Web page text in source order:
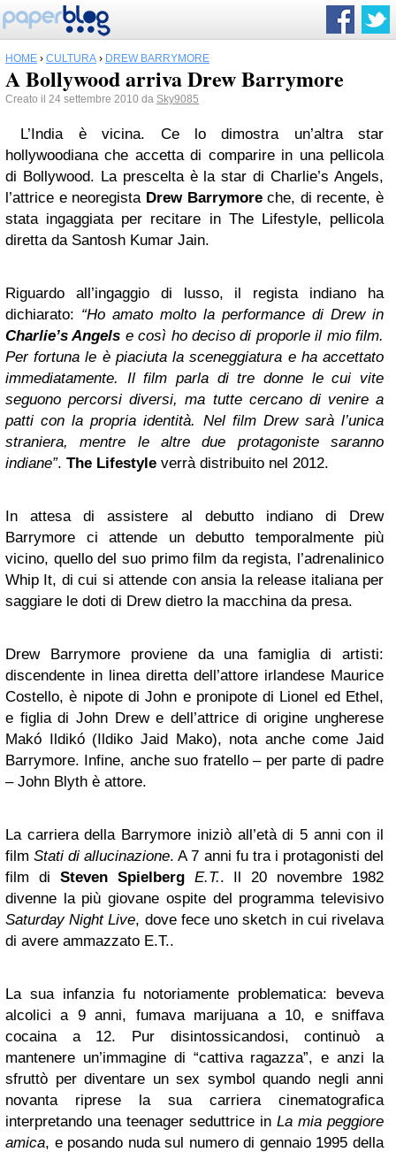
HOME › CULTURA › DREW BARRYMORE
A Bollywood arriva Drew Barrymore
Creato il 24 settembre 2010 da Sky9085
L’India è vicina. Ce lo dimostra un’altra star
hollywoodiana che accetta di comparire in una pellicola
di Bollywood. La prescelta è la star di Charlie’s Angels,
l’attrice e neoregista Drew Barrymoreche, di recente, è
stata ingaggiata per recitare in The Lifestyle, pellicola
diretta da Santosh Kumar Jain.
Riguardo all’ingaggio di lusso, il regista indiano ha
dichiarato: “Ho amato molto la performance di Drew in
Charlie’s Angels e così ho deciso di proporle il mio film.
Per fortuna le è piaciuta la sceneggiatura e ha accettato
immediatamente. Il film parla di tre donne le cui vite
seguono percorsi diversi, ma tutte cercano di venire a
patti con la propria identità. Nel film Drew sarà l’unica
straniera, mentre le altre due protagoniste saranno
indiane”. The Lifestyle verrà distribuito nel 2012.
In attesa di assistere al debutto indiano di Drew
Barrymore ci attende un debutto temporalmente più
vicino, quello del suo primo film da regista, l’adrenalinico
Whip It, di cui si attende con ansia la release italiana per
saggiare le doti di Drew dietro la macchina da presa.
Drew Barrymore proviene da una famiglia di artisti:
discendente in linea diretta dell’attore irlandese Maurice
Costello, è nipote di John e pronipote di Lionel ed Ethel,
e figlia di John Drew e dell’attrice di origine ungherese
Makó Ildikó (Ildiko Jaid Mako), nota anche come Jaid
Barrymore. Infine, anche suo fratello – per parte di padre
– John Blyth è attore.
La carriera della Barrymore iniziò all’età di 5 anni con il
filmStati di allucinazione. A 7 anni fu tra i protagonisti del
film di Steven Spielberg E.T.. Il 20 novembre 1982
divenne la più giovane ospite del programma televisivo
Saturday Night Live, dove fece uno sketch in cui rivelava
di avere ammazzato E.T..
La sua infanzia fu notoriamente problematica: beveva
alcolici a 9 anni, fumava marijuana a 10, e sniffava
cocaina a 12. Pur disintossicandosi, continuò a
mantenere un’immagine di “cattiva ragazza”, e anzi la
sfruttò per diventare un sex symbol quando negli anni
novanta riprese la sua carriera cinematografica
interpretando una teenager seduttrice in La mia peggiore
amica, e posando nuda sul numero di gennaio 1995 della